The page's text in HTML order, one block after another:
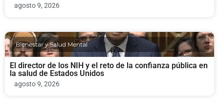
agosto 9, 2026
Bienestar y Salud Mental
El director de los NIH y el reto de la confianza pública en
la salud de Estados Unidos
agosto 9, 2026